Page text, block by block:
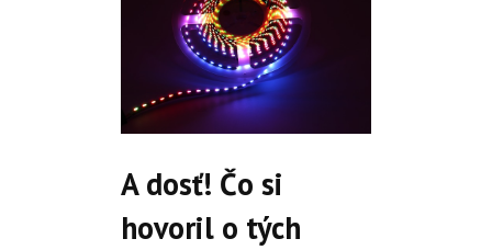
A dosť! Čo si
hovoril o tých